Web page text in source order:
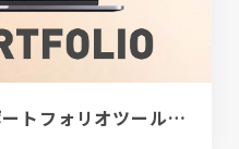
[PR]クリエイター向けポートフォリオツール｜BRIK PORTFOLIO